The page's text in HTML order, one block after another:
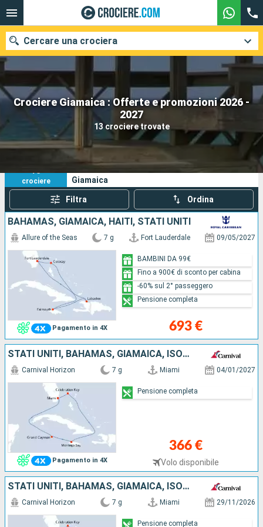
Crociere Giamaica : Offerte e promozioni 2026 -
2027
13 crociere trovate
Cercare una crociera
Le nostre destinazioni
Mesi di partenza
Compagnie
Ricerca
13
crociere
Giamaica
Filtra Ordina
BAHAMAS, GIAMAICA, HAITI, STATI UNITI
Pagamento in 4X
Allure of the Seas 7 g Fort Lauderdale 09/05/2027
693 €
BAMBINI DA 99€
Fino a 900€ di sconto per cabina
-60% sul 2° passeggero
Pensione completa
STATI UNITI, BAHAMAS, GIAMAICA, ISOLE CAYMAN
Pagamento in 4X
Carnival Horizon 7 g Miami 04/01/2027
366 €
Volo disponibile
Pensione completa
STATI UNITI, BAHAMAS, GIAMAICA, ISOLE CAYMAN
Carnival Horizon 7 g Miami 29/11/2026
Pensione completa